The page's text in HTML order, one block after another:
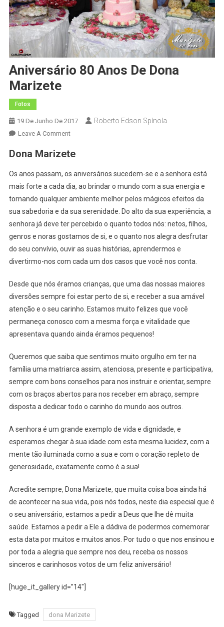
Aniversário 80 Anos De Dona
Marizete
Fotos
19 De Junho De 2017 Roberto Edson Spínola
Leave A CommentOn
80
Dona
Marizete
Dona Marizete
Os anos passam, os aniversários sucedem-se e a senhora está
mais forte a cada dia, ao brindar o mundo com a sua energia e
tornando qualquer ambiente melhor pelos mágicos efeitos da
sua sabedoria e da sua serenidade. Do alto da sua experiência, a
senhora já deve ter percebido o quanto todos nós: netos, filhos,
genros e noras gostamos de si, e o quanto nos alegra desfrutar
do seu convívio, ouvir as suas histórias, aprendermos e
divertirmo-nos com cada um dos casos que você nos conta.
Desde que nós éramos crianças, que uma das nossas maiores
diversões sempre foi estar perto de si, e receber a sua amável
atenção e o seu carinho. Estamos muito felizes que você
permaneça conosco com a mesma força e vitalidade que
apresentava quando ainda éramos pequenos!
Queremos que saiba que sentimos muito orgulho em ter na
família uma matriarca assim, atenciosa, presente e participativa,
sempre com bons conselhos para nos instruir e orientar, sempre
com os braços abertos para nos receber em abraço, sempre
disposta a dedicar todo o carinho do mundo aos outros.
A senhora é um grande exemplo de vida e dignidade, e
esperamos chegar à sua idade com esta mesma lucidez, com a
mente tão iluminada como a sua e com o coração repleto de
generosidade, exatamente como é a sua!
Acredite sempre, Dona Marizete, que muita coisa boa ainda há
de acontecer na sua vida, pois nós todos, neste dia especial que é
o seu aniversário, estamos a pedir a Deus que lhe dê muita
saúde. Estamos a pedir a Ele a dádiva de podermos comemorar
esta data por muitos e muitos anos. Por tudo o que nos ensinou e
por toda a alegria que sempre nos deu, receba os nossos
sinceros e carinhosos votos de um feliz aniversário!
[huge_it_gallery id=”14″]
Tagged dona Marizete